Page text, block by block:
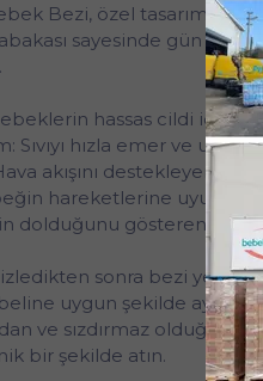
Bezi, özel tasarımı ve
sayesinde gün
hassas cildi için
Sıvıyı hızla emer ve uzun
akışını destekleyerek
hareketlerine uyum
dolduğunu gösteren
sonra bezi
uygun şekilde
ve sızdırmaz
bir şekilde atın.